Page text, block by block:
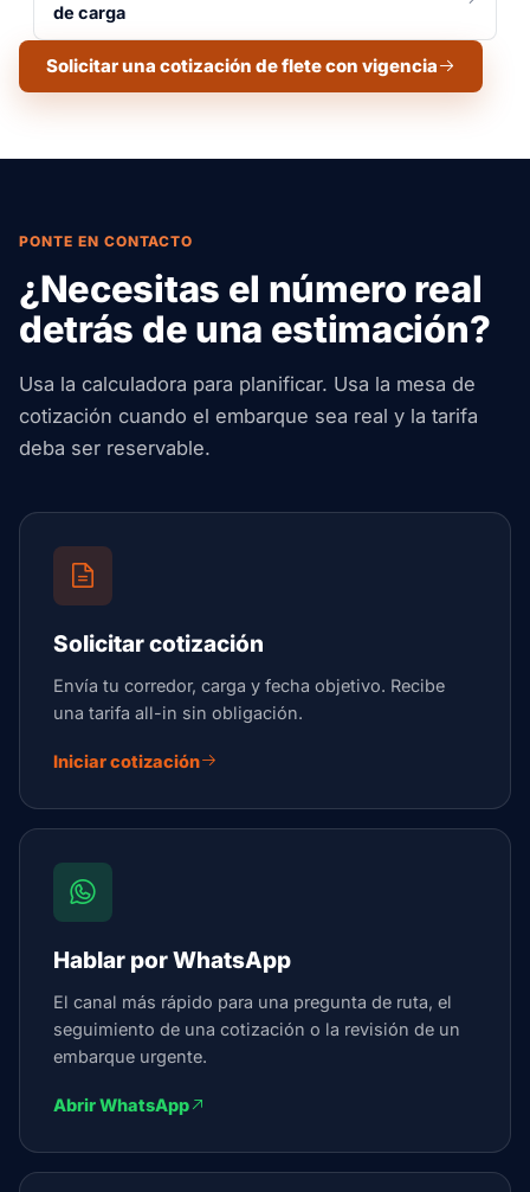
de carga
Solicitar una cotización de flete con vigencia
PONTE EN CONTACTO
¿Necesitas el número real
detrás de una estimación?
Usa la calculadora para planificar. Usa la mesa de
cotización cuando el embarque sea real y la tarifa
deba ser reservable.
Solicitar cotización
Envía tu corredor, carga y fecha objetivo. Recibe
una tarifa all-in sin obligación.
Iniciar cotización
Hablar por WhatsApp
El canal más rápido para una pregunta de ruta, el
seguimiento de una cotización o la revisión de un
embarque urgente.
Abrir WhatsApp